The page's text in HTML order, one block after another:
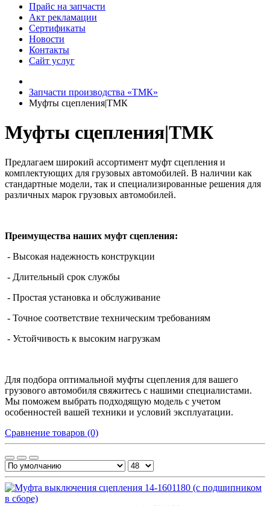
Прайс на запчасти
Акт рекламации
Сертификаты
Новости
Контакты
Сайт услуг
Запчасти производства «ТМК»
Муфты сцепления|ТМК
Муфты сцепления|ТМК
Предлагаем широкий ассортимент муфт сцепления и
комплектующих для грузовых автомобилей. В наличии как
стандартные модели, так и специализированные решения для
различных марок грузовых автомобилей.
Преимущества наших муфт сцепления:
- Высокая надежность конструкции
- Длительный срок службы
- Простая установка и обслуживание
- Точное соответствие техническим требованиям
- Устойчивость к высоким нагрузкам
Для подбора оптимальной муфты сцепления для вашего
грузового автомобиля свяжитесь с нашими специалистами.
Мы поможем выбрать подходящую модель с учетом
особенностей вашей техники и условий эксплуатации.
Сравнение товаров (0)